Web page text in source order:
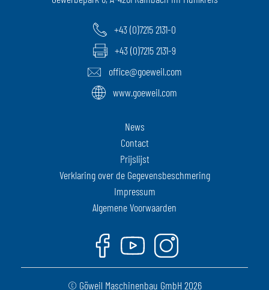
+43 (0)7215 2131-0
+43 (0)7215 2131-9
office@goeweil.com
www.goeweil.com
News
Contact
Prijslijst
Verklaring over de Gegevensbeschmering
Impressum
Algemene Voorwaarden
Facebook
YoutubeInstagram
© Göweil Maschinenbau GmbH 2026